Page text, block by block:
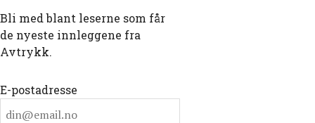
Bli med blant leserne som får
de nyeste innleggene fra
Avtrykk.
E-postadresse